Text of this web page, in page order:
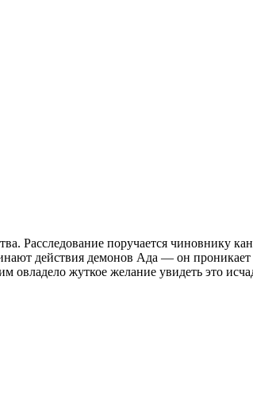
Расследование поручается чиновнику
действия демонов Ада — он
овладело жуткое желание увидеть это